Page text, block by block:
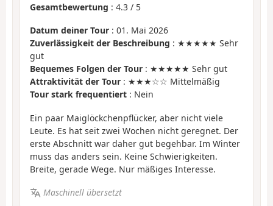
Gesamtbewertung : 4.3 / 5
Datum deiner Tour : 01. Mai 2026
Zuverlässigkeit der Beschreibung : ★★★★★ Sehr
gut
Bequemes Folgen der Tour : ★★★★★ Sehr gut
Attraktivität der Tour : ★★★☆☆ Mittelmäßig
Tour stark frequentiert : Nein
Ein paar Maiglöckchenpflücker, aber nicht viele
Leute. Es hat seit zwei Wochen nicht geregnet. Der
erste Abschnitt war daher gut begehbar. Im Winter
muss das anders sein. Keine Schwierigkeiten.
Breite, gerade Wege. Nur mäßiges Interesse.
Maschinell übersetzt